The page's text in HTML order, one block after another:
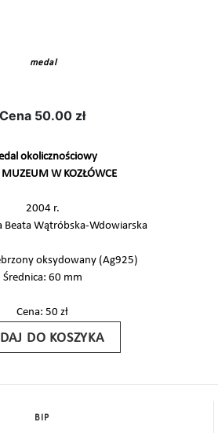
medal
Cena 50.00 zł
okolicznościowy
W KOZŁÓWCE
2004 r.
Beata Wątróbska-Wdowiarska
oksydowany (Ag925)
Średnica: 60 mm
Cena: 50 zł
DO KOSZYKA
BIP